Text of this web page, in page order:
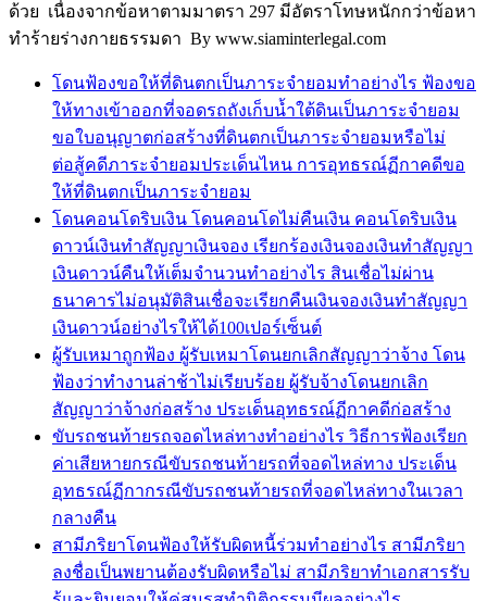
ด้วย เนื่องจากข้อหาตามมาตรา 297 มีอัตราโทษหนักกว่าข้อหา
ทำร้ายร่างกายธรรมดา By www.siaminterlegal.com
โดนฟ้องขอให้ที่ดินตกเป็นภาระจำยอมทำอย่างไร ฟ้องขอ
ให้ทางเข้าออกที่จอดรถถังเก็บน้ำใต้ดินเป็นภาระจำยอม
ขอใบอนุญาตก่อสร้างที่ดินตกเป็นภาระจำยอมหรือไม่
ต่อสู้คดีภาระจำยอมประเด็นไหน การอุทธรณ์ฏีกาคดีขอ
ให้ที่ดินตกเป็นภาระจำยอม
โดนคอนโดริบเงิน โดนคอนโดไม่คืนเงิน คอนโดริบเงิน
ดาวน์เงินทำสัญญาเงินจอง เรียกร้องเงินจองเงินทำสัญญา
เงินดาวน์คืนให้เต็มจำนวนทำอย่างไร สินเชื่อไม่ผ่าน
ธนาคารไม่อนุมัติสินเชื่อจะเรียกคืนเงินจองเงินทำสัญญา
เงินดาวน์อย่างไรให้ได้100เปอร์เซ็นต์
ผู้รับเหมาถูกฟ้อง ผู้รับเหมาโดนยกเลิกสัญญาว่าจ้าง โดน
ฟ้องว่าทำงานล่าช้าไม่เรียบร้อย ผู้รับจ้างโดนยกเลิก
สัญญาว่าจ้างก่อสร้าง ประเด็นอุทธรณ์ฏีกาคดีก่อสร้าง
ขับรถชนท้ายรถจอดไหล่ทางทำอย่างไร วิธีการฟ้องเรียก
ค่าเสียหายกรณีขับรถชนท้ายรถที่จอดไหล่ทาง ประเด็น
อุทธรณ์ฏีกากรณีขับรถชนท้ายรถที่จอดไหล่ทางในเวลา
กลางคืน
สามีภริยาโดนฟ้องให้รับผิดหนี้ร่วมทำอย่างไร สามีภริยา
ลงชื่อเป็นพยานต้องรับผิดหรือไม่ สามีภริยาทำเอกสารรับ